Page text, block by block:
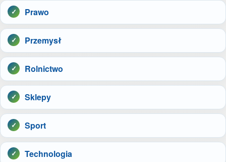
Prawo
Przemysł
Rolnictwo
Sklepy
Sport
Technologia